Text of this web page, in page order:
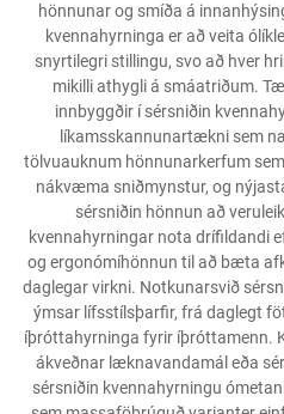
hönnunar og smíða á
kvennahyrninga er að veita
snyrtilegri stillingu, svo að hver
mikilli athygli á smáatriðum.
innbyggðir í sérsniðin
líkamsskannunartækni sem
tölvuauknum hönnunarkerfum
nákvæma sniðmynstur, og
sérsniðin hönnun að
kvennahyrningar nota drífildandi
og ergonómíhönnun til að bæta
daglegar virkni. Notkunarsvið
ýmsar lífsstílsþarfir, frá daglegt
íþróttahyrninga fyrir íþróttamenn.
ákveðnar læknavandamál eða
sérsniðin kvennahyrningu